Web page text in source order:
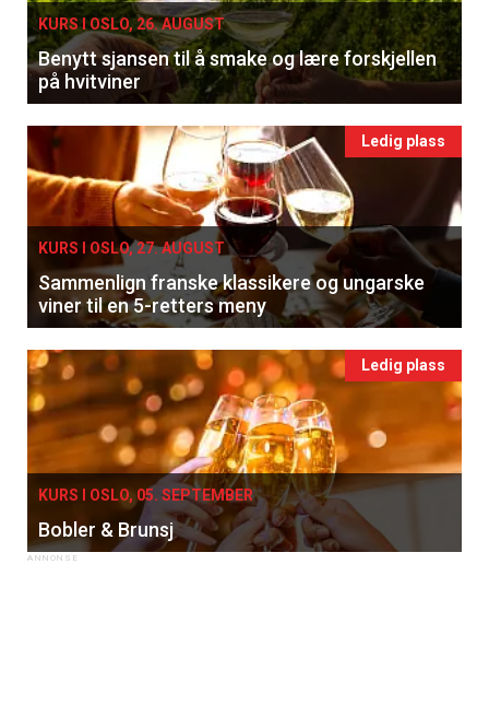
KURS I OSLO, 26. AUGUST
Benytt sjansen til å smake og lære forskjellen
på hvitviner
Ledig plass
KURS I OSLO, 27. AUGUST
Sammenlign franske klassikere og ungarske
viner til en 5-retters meny
Ledig plass
KURS I OSLO, 05. SEPTEMBER
Bobler & Brunsj